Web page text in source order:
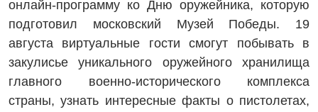
онлайн-программу ко Дню оружейника, которую
подготовил московский Музей Победы. 19
августа виртуальные гости смогут побывать в
закулисье уникального оружейного хранилища
главного военно-исторического комплекса
страны, узнать интересные факты о пистолетах,